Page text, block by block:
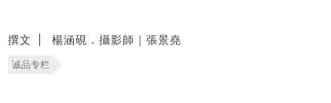
撰文 楊涵硯．攝影師｜張景堯
诚品专栏